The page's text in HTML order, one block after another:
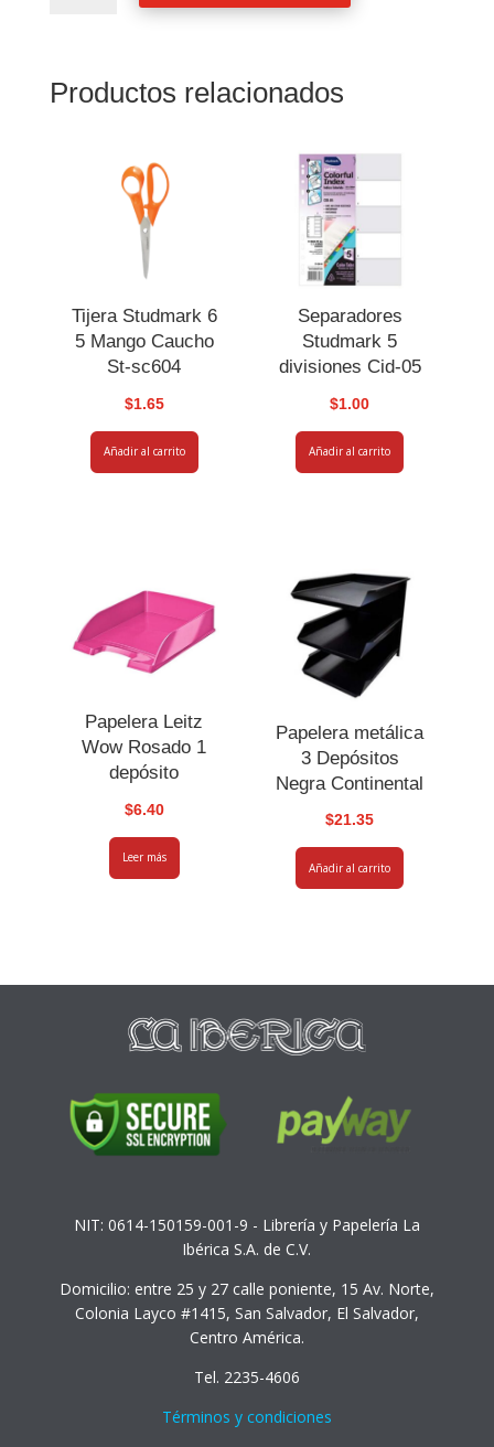
Productos relacionados
Tijera Studmark 6
5 Mango Caucho
St-sc604
$1.65
Añadir al carrito
Separadores
Studmark 5
divisiones Cid-05
$1.00
Añadir al carrito
Papelera Leitz
Wow Rosado 1
depósito
$6.40
Leer más
Papelera metálica
3 Depósitos
Negra Continental
$21.35
Añadir al carrito
NIT: 0614-150159-001-9 - Librería y Papelería La
Ibérica S.A. de C.V.
Domicilio: entre 25 y 27 calle poniente, 15 Av. Norte,
Colonia Layco #1415, San Salvador, El Salvador,
Centro América.
Tel. 2235-4606
Términos y condiciones